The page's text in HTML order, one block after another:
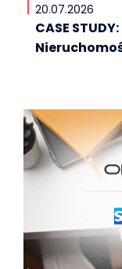
20.07.2026
CASE